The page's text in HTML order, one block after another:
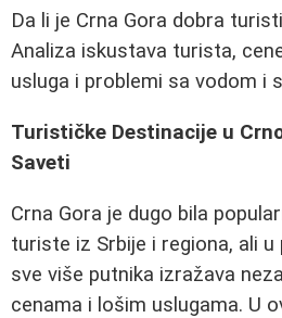
Da li je Crna Gora dobra
Analiza iskustava turista,
usluga i problemi sa vodom i
Turističke Destinacije u
Saveti
Crna Gora je dugo bila
turiste iz Srbije i regiona, ali
sve više putnika izražava
cenama i lošim uslugama. U